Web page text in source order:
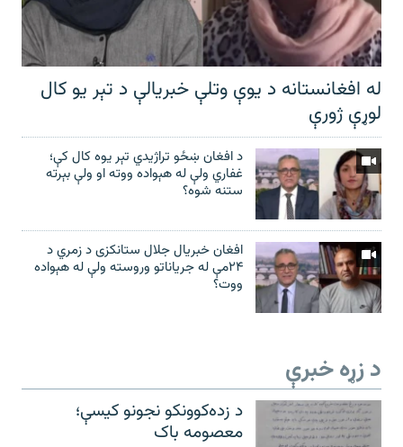
له افغانستانه د یوې وتلې خبریالې د تېر يو کال
لوړې ژورې
د افغان ښځو تراژیدي تېر یوه کال کې؛
غفاري ولې له هېواده ووته او ولې بېرته
ستنه شوه؟
افغان خبریال جلال ستانکزی د زمري د
۲۴مې له جریاناتو وروسته ولې له هېواده
ووت؟
د زړه خبرې
د زده‌کوونکو نجونو کیسې؛
معصومه باک